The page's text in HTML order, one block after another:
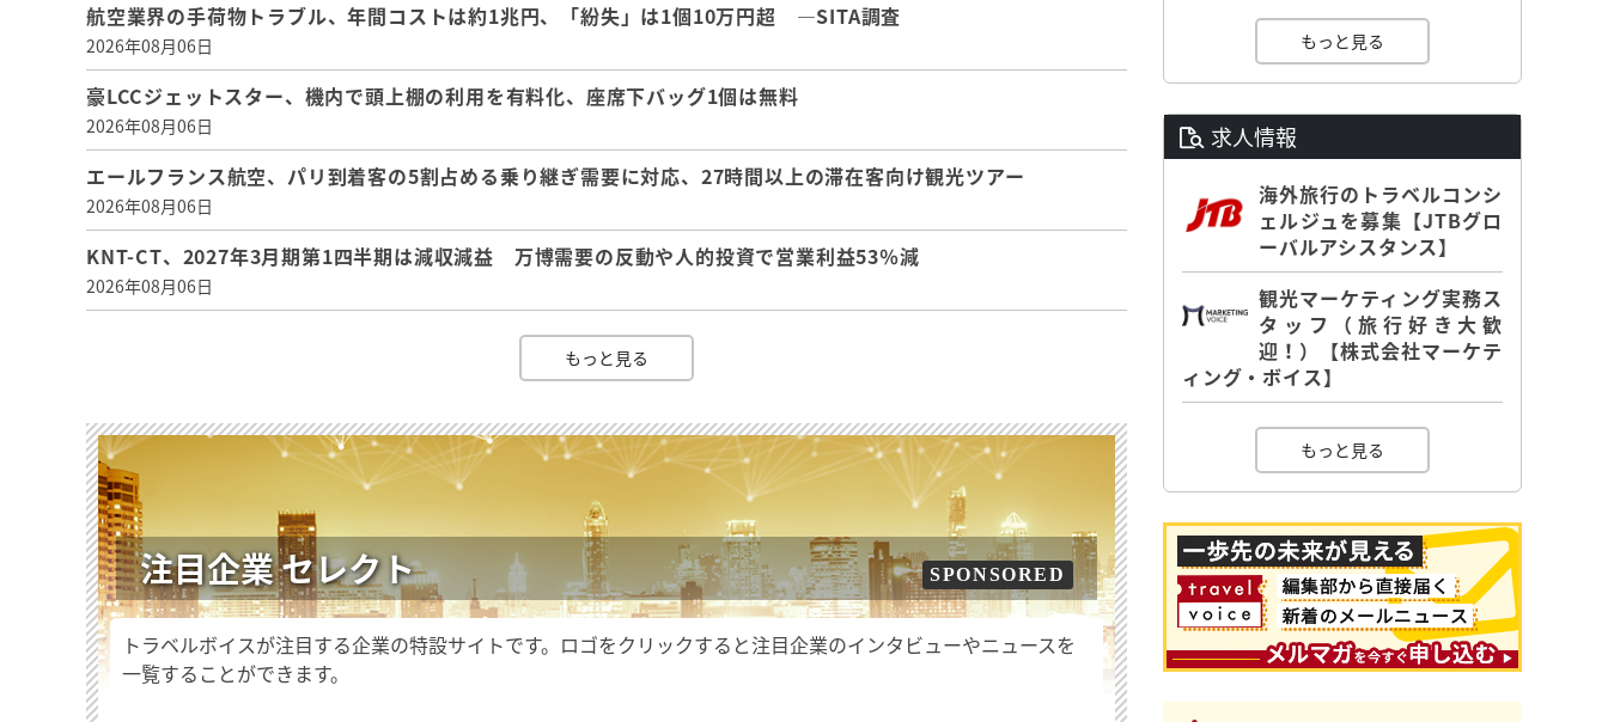
航空業界の手荷物トラブル、年間コストは約1兆円、「紛失」は1個10万円超 ―SITA調査
2026年08月06日
豪LCCジェットスター、機内で頭上棚の利用を有料化、座席下バッグ1個は無料
2026年08月06日
エールフランス航空、パリ到着客の5割占める乗り継ぎ需要に対応、27時間以上の滞在客向け観光ツアー
2026年08月06日
KNT-CT、2027年3月期第1四半期は減収減益 万博需要の反動や人的投資で営業利益53％減
2026年08月06日
もっと見る
注目企業 セレクト SPONSORED
トラベルボイスが注目する企業の特設サイトです。ロゴをクリックすると注目企業のインタビューやニュースを
一覧することができます。
もっと見る
求人情報
海外旅行のトラベルコンシ
ェルジュを募集【JTBグロ
ーバルアシスタンス】
観光マーケティング実務ス
タッフ（旅行好き大歓
迎！）【株式会社マーケテ
ィング・ボイス】
もっと見る